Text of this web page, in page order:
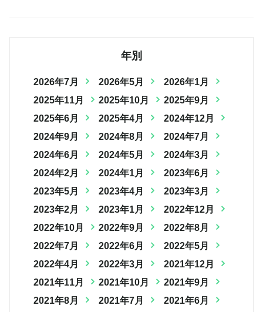
年別
2026年7月 2026年5月
2026年1月
2025年11月
2025年10月
2025年9月
2025年6月
2025年4月
2024年12月
2024年9月
2024年8月
2024年7月
2024年6月
2024年5月
2024年3月
2024年2月
2024年1月
2023年6月
2023年5月
2023年4月
2023年3月
2023年2月
2023年1月
2022年12月
2022年10月
2022年9月
2022年8月
2022年7月
2022年6月
2022年5月
2022年4月
2022年3月
2021年12月
2021年11月
2021年10月
2021年9月
2021年8月
2021年7月 2021年6月